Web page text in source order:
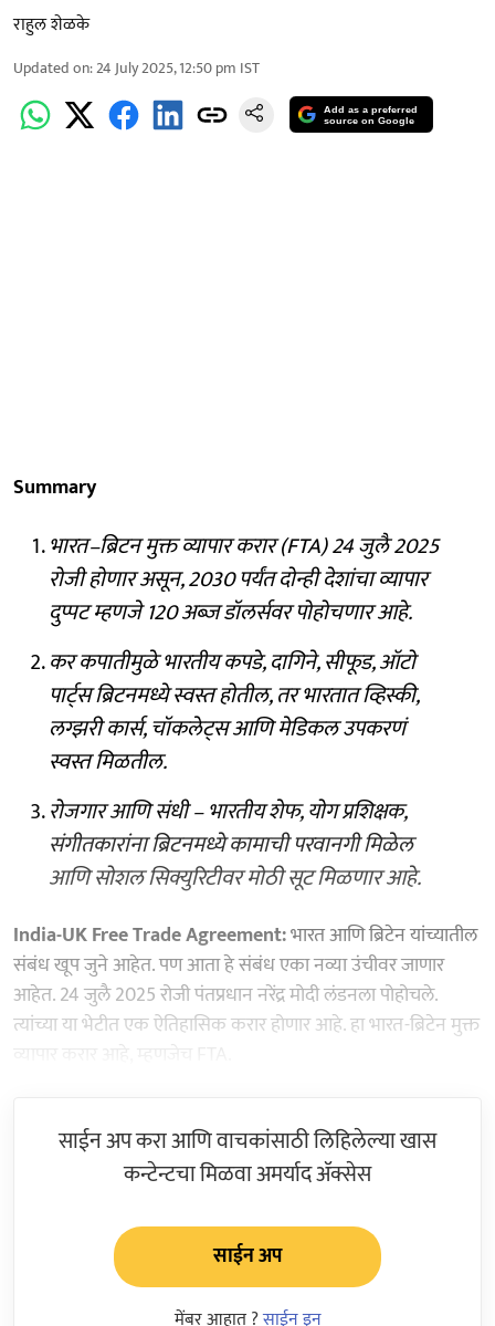
राहुल शेळके
Updated on:24 July 2025, 12:50 pm IST
Add as a preferred
source on Google
Summary
भारत–ब्रिटन मुक्त व्यापार करार (FTA) 24 जुलै 2025
रोजी होणार असून, 2030 पर्यंत दोन्ही देशांचा व्यापार
दुप्पट म्हणजे 120 अब्ज डॉलर्सवर पोहोचणार आहे.
कर कपातीमुळे भारतीय कपडे, दागिने, सीफूड, ऑटो
पार्ट्स ब्रिटनमध्ये स्वस्त होतील, तर भारतात व्हिस्की,
लग्झरी कार्स, चॉकलेट्स आणि मेडिकल उपकरणं
स्वस्त मिळतील.
रोजगार आणि संधी – भारतीय शेफ, योग प्रशिक्षक,
संगीतकारांना ब्रिटनमध्ये कामाची परवानगी मिळेल
आणि सोशल सिक्युरिटीवर मोठी सूट मिळणार आहे.
India-UK Free Trade Agreement:भारत आणि ब्रिटेन यांच्यातील
संबंध खूप जुने आहेत. पण आता हे संबंध एका नव्या उंचीवर जाणार
आहेत. 24 जुलै 2025 रोजी पंतप्रधान नरेंद्र मोदी लंडनला पोहोचले.
त्यांच्या या भेटीत एक ऐतिहासिक करार होणार आहे. हा भारत-ब्रिटेन मुक्त
व्यापार करार आहे, म्हणजेच FTA.
साईन अप करा आणि वाचकांसाठी लिहिलेल्या खास
कन्टेन्टचा मिळवा अमर्याद ॲक्सेस
साईन अप
मेंबर आहात ?साईन इन